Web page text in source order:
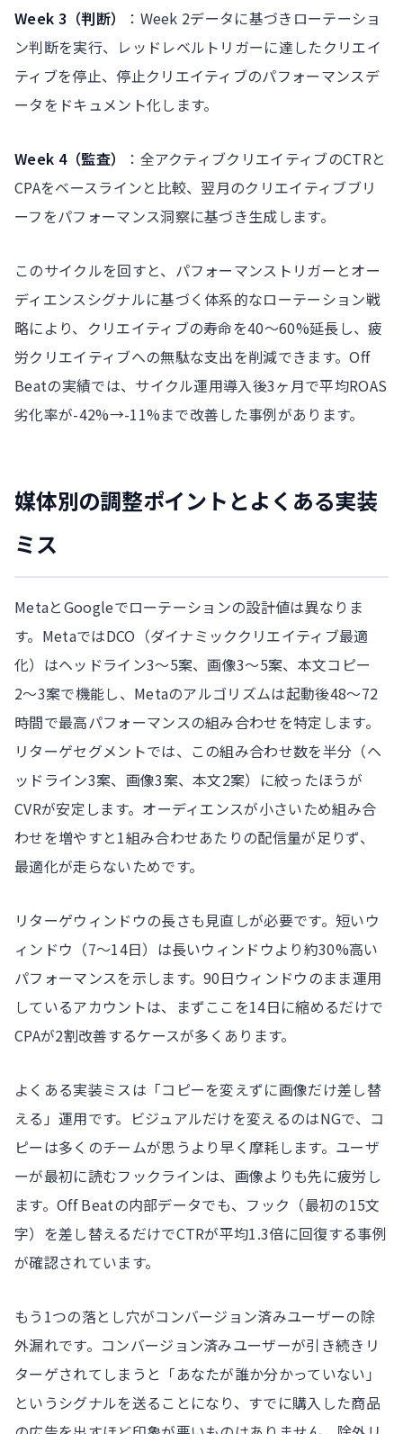
Week 3（判断）
：Week 2データに基づきローテーショ
ン判断を実行、レッドレベルトリガーに達したクリエイ
ティブを停止、停止クリエイティブのパフォーマンスデ
ータをドキュメント化します。
Week 4（監査）
：全アクティブクリエイティブのCTRと
CPAをベースラインと比較、翌月のクリエイティブブリ
ーフをパフォーマンス洞察に基づき生成します。
このサイクルを回すと、パフォーマンストリガーとオー
ディエンスシグナルに基づく体系的なローテーション戦
略により、クリエイティブの寿命を40〜60%延長し、疲
労クリエイティブへの無駄な支出を削減できます。Off
Beatの実績では、サイクル運用導入後3ヶ月で平均ROAS
劣化率が-42%→-11%まで改善した事例があります。
媒体別の調整ポイントとよくある実装
ミス
MetaとGoogleでローテーションの設計値は異なりま
す。MetaではDCO（ダイナミッククリエイティブ最適
化）はヘッドライン3〜5案、画像3〜5案、本文コピー
2〜3案で機能し、Metaのアルゴリズムは起動後48〜72
時間で最高パフォーマンスの組み合わせを特定します。
リターゲセグメントでは、この組み合わせ数を半分（ヘ
ッドライン3案、画像3案、本文2案）に絞ったほうが
CVRが安定します。オーディエンスが小さいため組み合
わせを増やすと1組み合わせあたりの配信量が足りず、
最適化が走らないためです。
リターゲウィンドウの長さも見直しが必要です。短いウ
ィンドウ（7〜14日）は長いウィンドウより約30%高い
パフォーマンスを示します。90日ウィンドウのまま運用
しているアカウントは、まずここを14日に縮めるだけで
CPAが2割改善するケースが多くあります。
よくある実装ミスは「コピーを変えずに画像だけ差し替
える」運用です。ビジュアルだけを変えるのはNGで、コ
ピーは多くのチームが思うより早く摩耗します。ユーザ
ーが最初に読むフックラインは、画像よりも先に疲労し
ます。Off Beatの内部データでも、フック（最初の15文
字）を差し替えるだけでCTRが平均1.3倍に回復する事例
が確認されています。
もう1つの落とし穴がコンバージョン済みユーザーの除
外漏れです。コンバージョン済みユーザーが引き続きリ
ターゲされてしまうと「あなたが誰か分かっていない」
というシグナルを送ることになり、すでに購入した商品